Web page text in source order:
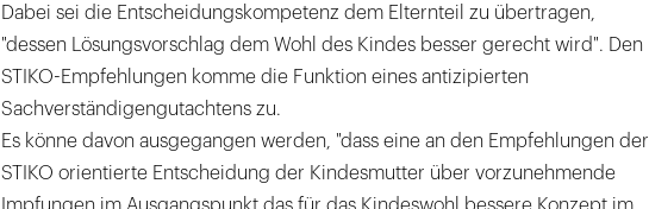
Dabei sei die Entscheidungskompetenz dem Elternteil zu übertragen,
"dessen Lösungsvorschlag dem Wohl des Kindes besser gerecht wird". Den
STIKO-Empfehlungen komme die Funktion eines antizipierten
Sachverständigengutachtens zu.
Es könne davon ausgegangen werden, "dass eine an den Empfehlungen der
STIKO orientierte Entscheidung der Kindesmutter über vorzunehmende